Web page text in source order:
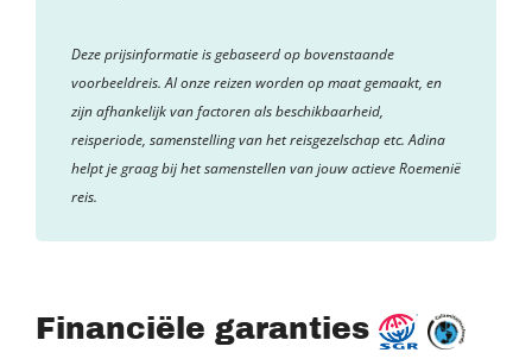
Deze prijsinformatie is gebaseerd op bovenstaande
voorbeeldreis. Al onze reizen worden op maat gemaakt, en
zijn afhankelijk van factoren als beschikbaarheid,
reisperiode, samenstelling van het reisgezelschap etc. Adina
helpt je graag bij het samenstellen van jouw actieve Roemenië
reis.
Financiële garanties